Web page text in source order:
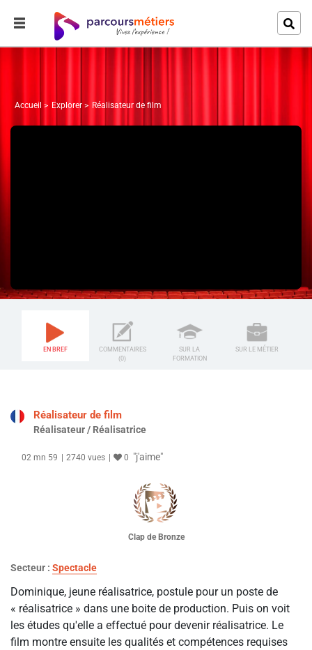
Accueil Explorer Réalisateur de film
EN BREF
COMMENTAIRES
(0)
SUR LA
FORMATION
SUR LE MÉTIER
Réalisateur de film
Réalisateur / Réalisatrice
02 mn 59 2740 vues 0 "j'aime"
Clap de Bronze
Secteur : Spectacle
Dominique, jeune réalisatrice, postule pour un poste de
« réalisatrice » dans une boite de production. Puis on voit
les études qu'elle a effectué pour devenir réalisatrice. Le
film montre ensuite les qualités et compétences requises